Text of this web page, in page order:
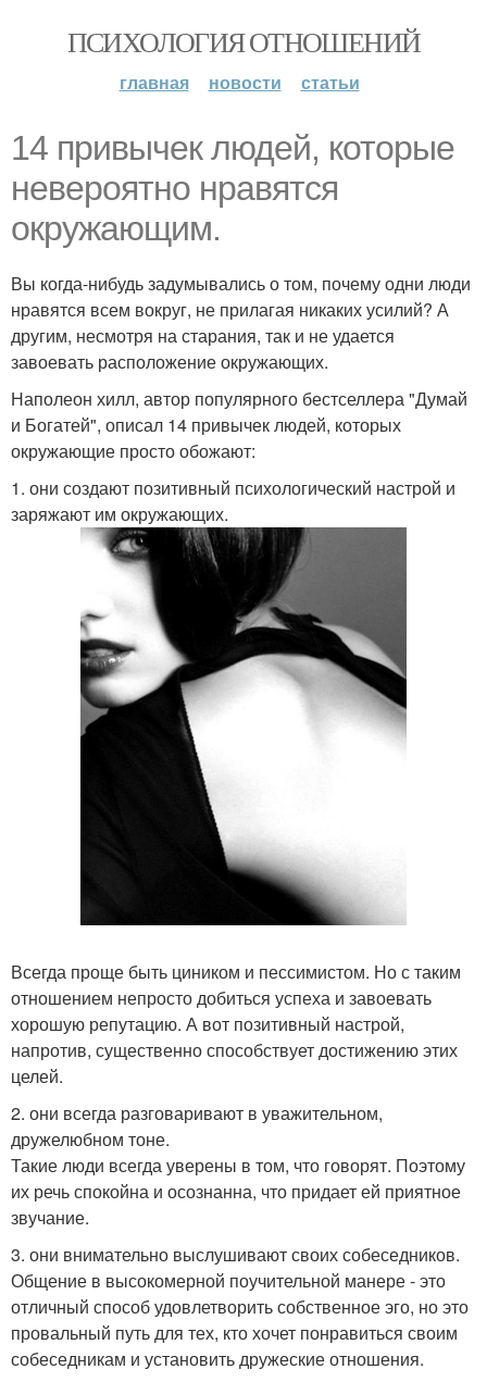
ПСИХОЛОГИЯ ОТНОШЕНИЙ
главная новости статьи
14 привычек людей, которые
невероятно нравятся
окружающим.
Вы когда-нибудь задумывались о том, почему одни люди
нравятся всем вокруг, не прилагая никаких усилий? А
другим, несмотря на старания, так и не удается
завоевать расположение окружающих.
Наполеон хилл, автор популярного бестселлера "Думай
и Богатей", описал 14 привычек людей, которых
окружающие просто обожают:
1. они создают позитивный психологический настрой и
заряжают им окружающих.
Всегда проще быть циником и пессимистом. Но с таким
отношением непросто добиться успеха и завоевать
хорошую репутацию. А вот позитивный настрой,
напротив, существенно способствует достижению этих
целей.
2. они всегда разговаривают в уважительном,
дружелюбном тоне.
Такие люди всегда уверены в том, что говорят. Поэтому
их речь спокойна и осознанна, что придает ей приятное
звучание.
3. они внимательно выслушивают своих собеседников.
Общение в высокомерной поучительной манере - это
отличный способ удовлетворить собственное эго, но это
провальный путь для тех, кто хочет понравиться своим
собеседникам и установить дружеские отношения.